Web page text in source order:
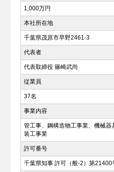
1,000万円
本社所在地
千葉県茂原市早野2461-3
代表者
代表取締役 篠崎武尚
従業員
37名
事業内容
管工事、鋼構造物工事業、機械
装工事業
許可番号
千葉県知事 許可（般-2）第21400